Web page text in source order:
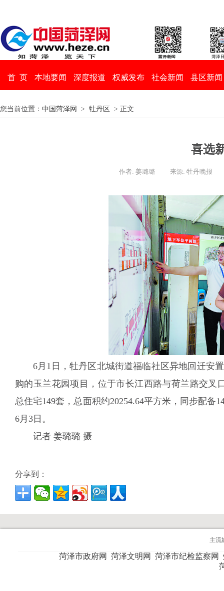
首 页 本地要闻 深度报道 权威发布 社会新闻 县区新闻
您当前位置： 中国菏泽网 > 牡丹区 > 正文
喜选
作者: 姜璐璐 来源: 牡丹晚报
6月1日，牡丹区北城街道福临社区异地回迁安
购的玉兰花园项目，位于市长江西路与荷兰路交叉
总住宅149套，总面积约20254.64平方米，同步配备
6月3日。
记者 姜璐璐 摄
分享到：
主流
菏泽市政府网 菏泽文明网 菏泽市纪检监察网